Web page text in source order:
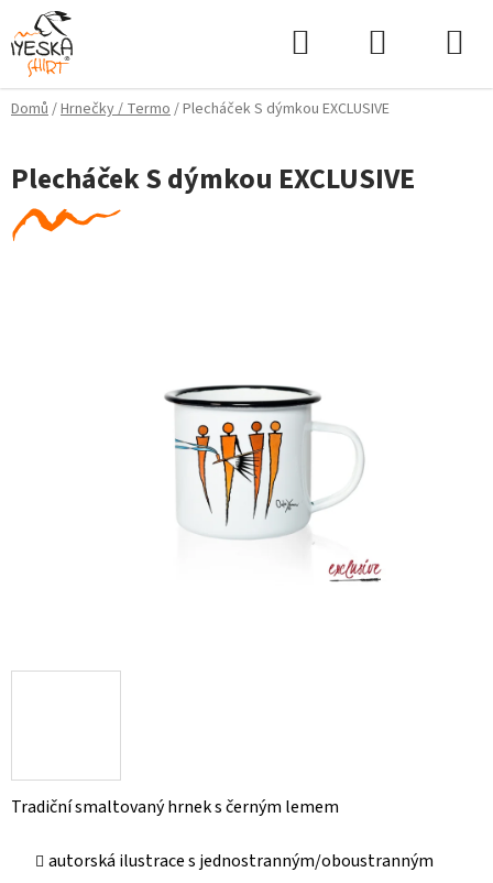
Přejít
na
obsah
Domů/Hrnečky / Termo/Plecháček S dýmkou EXCLUSIVE
Tradiční smaltovaný hrnek s černým lemem
autorská ilustrace s jednostranným/oboustranným
Plecháček S dýmkou EXCLUSIVE